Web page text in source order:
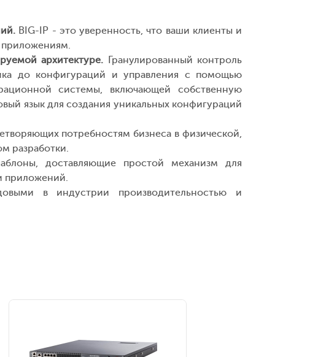
BIG-IP - это уверенность, что ваши клиенты и
приложениям.
архитектуре. Гранулированный контроль
до конфигураций и управления с помощью
системы, включающей собственную
язык для создания уникальных конфигураций
потребностям бизнеса в физической,
разработки.
доставляющие простой механизм для
приложений.
в индустрии производительностью и